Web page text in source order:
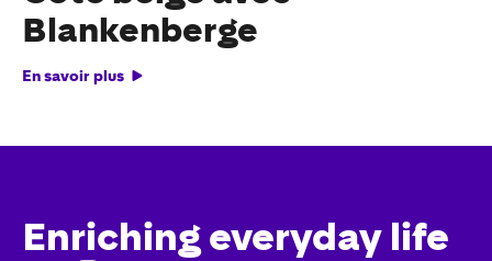
Blankenberge
En savoir plus
Enriching everyday life